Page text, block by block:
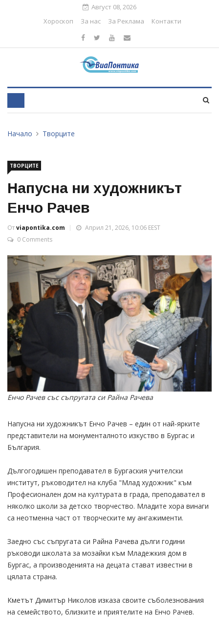
Август 08, 2026
Хороскоп
За нас За Реклама Контакти
Начало Творците
ТВОРЦИТЕ
Напусна ни художникът
Енчо Рачев
Отviapontika.com
Април 21, 2026, 10:06 EEST
0 Comments
Енчо Рачев със съпругата си Райна Рачева
Напусна ни художникът Енчо Рачев – един от най-ярките
представители на монументалното изкуство в Бургас и
България.
Дългогодишен преподавател в Бургаския учителски
институт, ръководител на клуба "Млад художник" към
Професионален дом на културата в града, преподавател в
няколко школи за детско творчество. Младите хора винаги
са неотменна част от творческите му ангажименти.
Заедно със съпругата си Райна Рачева дълги години
ръководи школата за мозайки към Младежкия дом в
Бургас, а производенията на децата стават известни в
цялата страна.
Кметът Димитър Николов изказа своите съболезнования
на семейството, близките и приятелите на Енчо Рачев.